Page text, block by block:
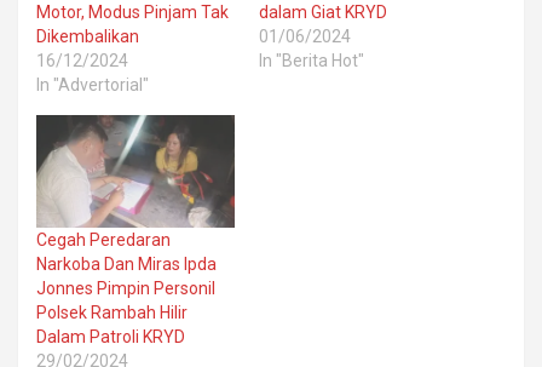
Motor, Modus Pinjam Tak
Dikembalikan
16/12/2024
In "Advertorial"
dalam Giat KRYD
01/06/2024
In "Berita Hot"
Cegah Peredaran
Narkoba Dan Miras Ipda
Jonnes Pimpin Personil
Polsek Rambah Hilir
Dalam Patroli KRYD
29/02/2024